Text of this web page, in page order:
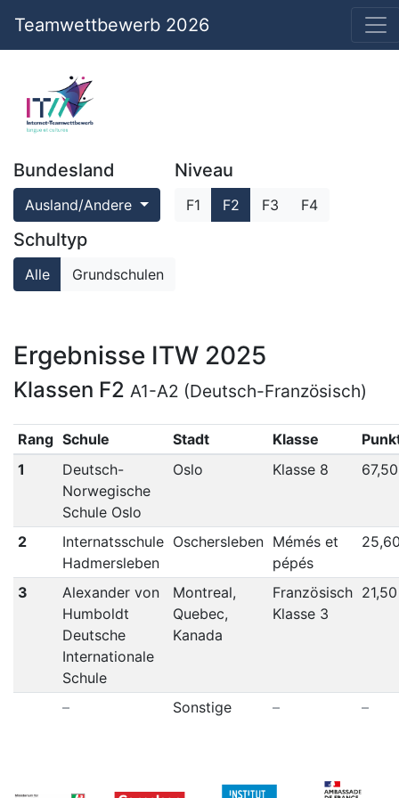
Teamwettbewerb 2026
Bundesland
Ausland/Andere
Niveau
F1 F2 F3 F4
Schultyp
Alle Grundschulen
Ergebnisse ITW 2025
Klassen F2 A1-A2 (Deutsch-Französisch)
Rang Schule Stadt Klasse
1
Deutsch-
Norwegische
Schule Oslo
Oslo Klasse 8 67,50
2
Internatsschule
Hadmersleben
Oschersleben Mémés et
pépés
3
Alexander von
Humboldt
Deutsche
Internationale
Schule
Montreal,
Quebec,
Kanada
Französisch
Klasse 3
21,50
– Sonstige – –